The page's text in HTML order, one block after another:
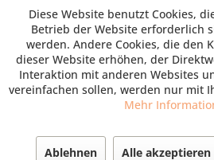
© Paul's Mühle | Inhaber: Christof
45659
Fax: 02361 -28831 | E-Mail:
Diese Website benutzt Cookies,
Betrieb der Website erforderlich
werden. Andere Cookies, die den
dieser Website erhöhen, der
Interaktion mit anderen Websites
vereinfachen sollen, werden nur mit
Mehr
Ablehnen Alle akzeptieren